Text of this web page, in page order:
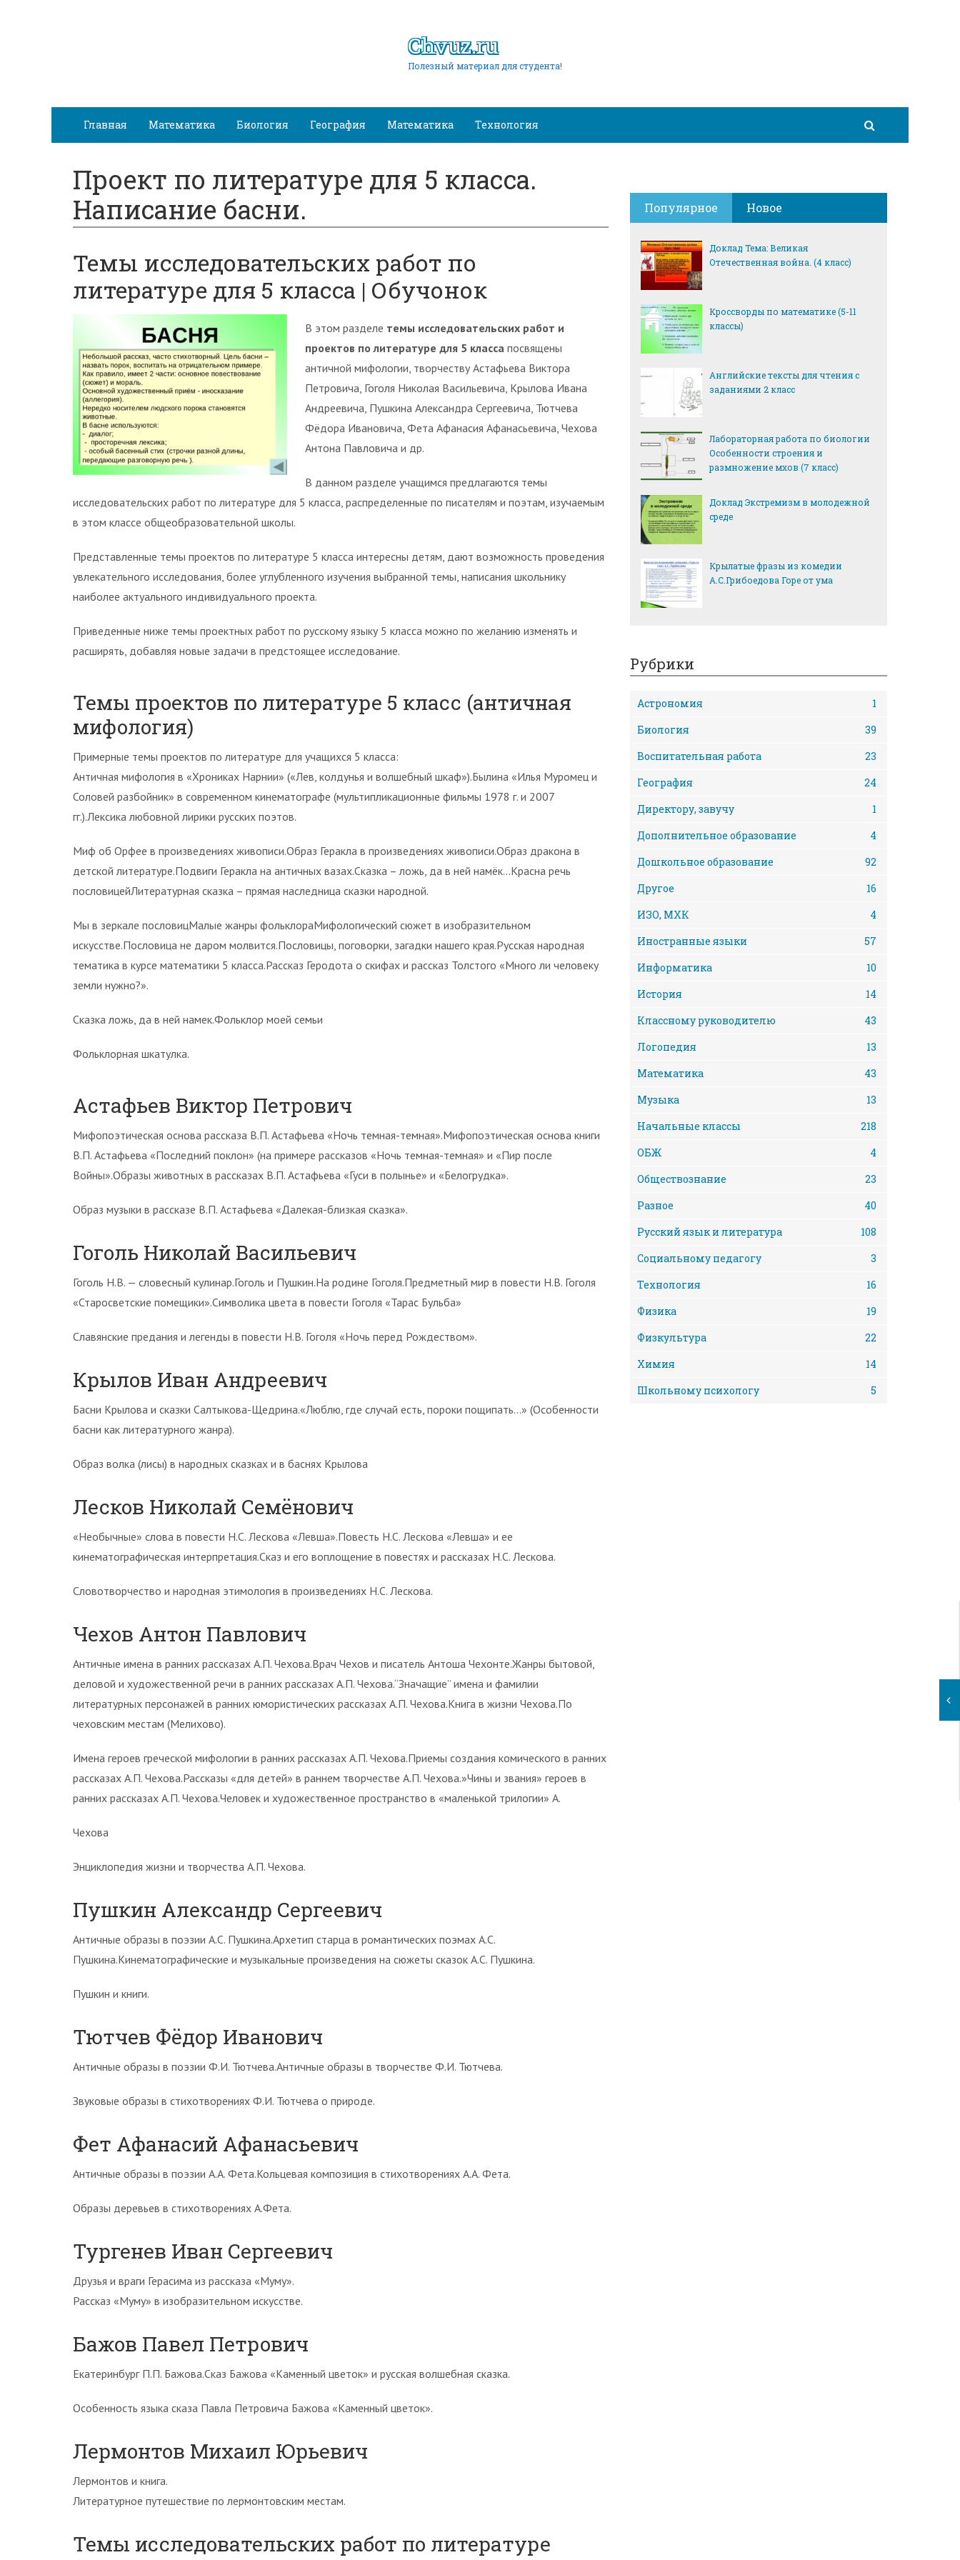
Chvuz.ru
Полезный материал для студента!
Главная Математика Биология География Математика Технология
Проект по литературе для 5 класса.
Написание басни.
Темы исследовательских работ по
литературе для 5 класса | Обучонок
В этом разделе темы исследовательских работ и
проектов по литературе для 5 класса посвящены
античной мифологии, творчеству Астафьева Виктора
Петровича, Гоголя Николая Васильевича, Крылова Ивана
Андреевича, Пушкина Александра Сергеевича, Тютчева
Фёдора Ивановича, Фета Афанасия Афанасьевича, Чехова
Антона Павловича и др.
В данном разделе учащимся предлагаются темы
исследовательских работ по литературе для 5 класса, распределенные по писателям и поэтам, изучаемым
в этом классе общеобразовательной школы.
Представленные темы проектов по литературе 5 класса интересны детям, дают возможность проведения
увлекательного исследования, более углубленного изучения выбранной темы, написания школьнику
наиболее актуального индивидуального проекта.
Приведенные ниже темы проектных работ по русскому языку 5 класса можно по желанию изменять и
расширять, добавляя новые задачи в предстоящее исследование.
Темы проектов по литературе 5 класс (античная
мифология)
Примерные темы проектов по литературе для учащихся 5 класса:
Античная мифология в «Хрониках Нарнии» («Лев, колдунья и волшебный шкаф»).Былина «Илья Муромец и
Соловей разбойник» в современном кинематографе (мультипликационные фильмы 1978 г. и 2007
гг.).Лексика любовной лирики русских поэтов.
Миф об Орфее в произведениях живописи.Образ Геракла в произведениях живописи.Образ дракона в
детской литературе.Подвиги Геракла на античных вазах.Сказка – ложь, да в ней намёк…Красна речь
пословицейЛитературная сказка – прямая наследница сказки народной.
Мы в зеркале пословицМалые жанры фольклораМифологический сюжет в изобразительном
искусстве.Пословица не даром молвится.Пословицы, поговорки, загадки нашего края.Русская народная
тематика в курсе математики 5 класса.Рассказ Геродота о скифах и рассказ Толстого «Много ли человеку
земли нужно?».
Сказка ложь, да в ней намек.Фольклор моей семьи
Фольклорная шкатулка.
Астафьев Виктор Петрович
Мифопоэтическая основа рассказа В.П. Астафьева «Ночь темная-темная».Мифопоэтическая основа книги
В.П. Астафьева «Последний поклон» (на примере рассказов «Ночь темная-темная» и «Пир после
Войны».Образы животных в рассказах В.П. Астафьева «Гуси в полынье» и «Белогрудка».
Образ музыки в рассказе В.П. Астафьева «Далекая-близкая сказка».
Гоголь Николай Васильевич
Гоголь Н.В. — словесный кулинар.Гоголь и Пушкин.На родине Гоголя.Предметный мир в повести Н.В. Гоголя
«Старосветские помещики».Символика цвета в повести Гоголя «Тарас Бульба»
Славянские предания и легенды в повести Н.В. Гоголя «Ночь перед Рождеством».
Крылов Иван Андреевич
Басни Крылова и сказки Салтыкова-Щедрина.«Люблю, где случай есть, пороки пощипать…» (Особенности
басни как литературного жанра).
Образ волка (лисы) в народных сказках и в баснях Крылова
Лесков Николай Семёнович
«Необычные» слова в повести Н.С. Лескова «Левша».Повесть Н.С. Лескова «Левша» и ее
кинематографическая интерпретация.Сказ и его воплощение в повестях и рассказах Н.С. Лескова.
Словотворчество и народная этимология в произведениях Н.С. Лескова.
Чехов Антон Павлович
Античные имена в ранних рассказах А.П. Чехова.Врач Чехов и писатель Антоша Чехонте.Жанры бытовой,
деловой и художественной речи в ранних рассказах А.П. Чехова.“Значащие” имена и фамилии
литературных персонажей в ранних юмористических рассказах А.П. Чехова.Книга в жизни Чехова.По
чеховским местам (Мелихово).
Имена героев греческой мифологии в ранних рассказах А.П. Чехова.Приемы создания комического в ранних
рассказах А.П. Чехова.Рассказы «для детей» в раннем творчестве А.П. Чехова.»Чины и звания» героев в
ранних рассказах А.П. Чехова.Человек и художественное пространство в «маленькой трилогии» А.
Чехова
Энциклопедия жизни и творчества А.П. Чехова.
Пушкин Александр Сергеевич
Античные образы в поэзии А.С. Пушкина.Архетип старца в романтических поэмах А.С.
Пушкина.Кинематографические и музыкальные произведения на сюжеты сказок А.С. Пушкина.
Пушкин и книги.
Тютчев Фёдор Иванович
Античные образы в поэзии Ф.И. Тютчева.Античные образы в творчестве Ф.И. Тютчева.
Звуковые образы в стихотворениях Ф.И. Тютчева о природе.
Фет Афанасий Афанасьевич
Античные образы в поэзии А.А. Фета.Кольцевая композиция в стихотворениях А.А. Фета.
Образы деревьев в стихотворениях А.Фета.
Тургенев Иван Сергеевич
Друзья и враги Герасима из рассказа «Муму».
Рассказ «Муму» в изобразительном искусстве.
Бажов Павел Петрович
Екатеринбург П.П. Бажова.Сказ Бажова «Каменный цветок» и русская волшебная сказка.
Особенность языка сказа Павла Петровича Бажова «Каменный цветок».
Лермонтов Михаил Юрьевич
Лермонтов и книга.
Литературное путешествие по лермонтовским местам.
Темы исследовательских работ по литературе
Популярное Новое
Доклад Тема: Великая
Отечественная война. (4 класс)
Кроссворды по математике (5-11
классы)
Английские тексты для чтения с
заданиями 2 класс
Лабораторная работа по биологии
Особенности строения и
размножение мхов (7 класс)
Доклад Экстремизм в молодежной
среде
Крылатые фразы из комедии
А.С.Грибоедова Горе от ума
Рубрики
Астрономия
1
Биология
39
Воспитательная работа
23
География
24
Директору, завучу
1
Дополнительное образование
4
Дошкольное образование
92
Другое
16
ИЗО, МХК
4
Иностранные языки
57
Информатика
10
История
14
Классному руководителю
43
Логопедия
13
Математика
43
Музыка
13
Начальные классы
218
ОБЖ
4
Обществознание
23
Разное
40
Русский язык и литература
108
Социальному педагогу
3
Технология
16
Физика
19
Физкультура
22
Химия
14
Школьному психологу
5